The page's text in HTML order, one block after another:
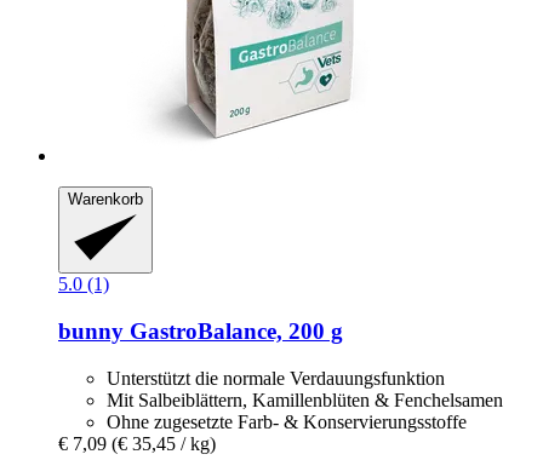
Warenkorb
5.0 (1)
bunny GastroBalance, 200 g
Unterstützt die normale Verdauungsfunktion
Mit Salbeiblättern, Kamillenblüten & Fenchelsamen
Ohne zugesetzte Farb- & Konservierungsstoffe
€ 7,09 (€ 35,45 / kg)